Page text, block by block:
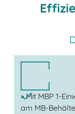
» Mit MBP 1-
am MB-